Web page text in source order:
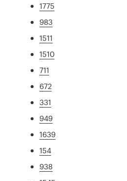
1775
983
1511
1510
711
672
331
949
1639
154
938